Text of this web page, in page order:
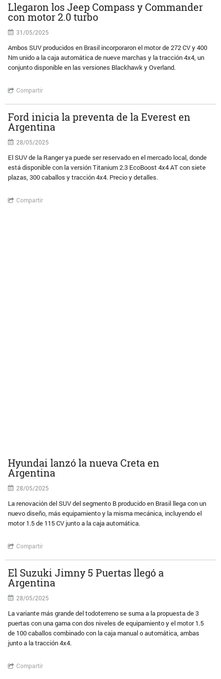
Llegaron los Jeep Compass y Commander
con motor 2.0 turbo
31/05/2025
Ambos SUV producidos en Brasil incorporaron el motor de 272 CV y 400
Nm unido a la caja automática de nueve marchas y la tracción 4x4, un
conjunto disponible en las versiones Blackhawk y Overland.
Compartir
Ford inicia la preventa de la Everest en
Argentina
28/05/2025
El SUV de la Ranger ya puede ser reservado en el mercado local, donde
está disponible con la versión Titanium 2.3 EcoBoost 4x4 AT con siete
plazas, 300 caballos y tracción 4x4. Precio y detalles.
Compartir
Hyundai lanzó la nueva Creta en
Argentina
28/05/2025
La renovación del SUV del segmento B producido en Brasil llega con un
nuevo diseño, más equipamiento y la misma mecánica, incluyendo el
motor 1.5 de 115 CV junto a la caja automática.
Compartir
El Suzuki Jimny 5 Puertas llegó a
Argentina
28/05/2025
La variante más grande del todoterreno se suma a la propuesta de 3
puertas con una gama con dos niveles de equipamiento y el motor 1.5
de 100 caballos combinado con la caja manual o automática, ambas
junto a la tracción 4x4.
Compartir